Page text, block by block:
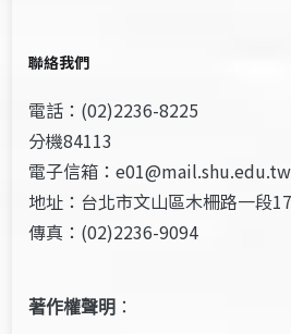
聯絡我們
電話：(02)2236-8225
分機84113
電子信箱：e01@mail.shu.edu.tw
地址：台北市文山區木柵路一段
傳真：(02)2236-9094
著作權聲明 ：